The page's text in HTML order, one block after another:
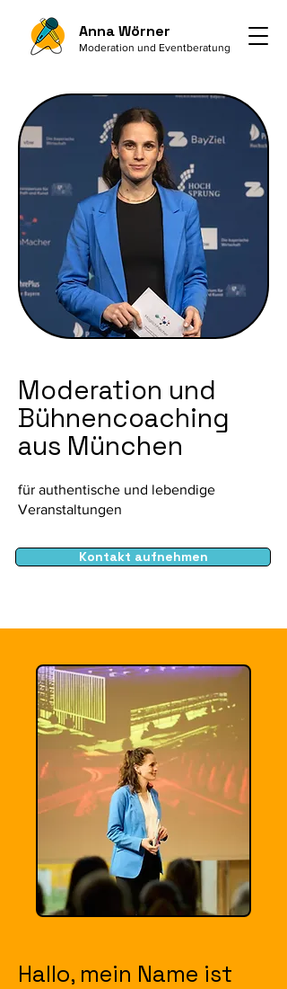
Moderation und Eventberatung
Anna Wörner
Moderation und
Bühnencoaching
aus München
für authentische und lebendige
Veranstaltungen
Kontakt aufnehmen
Hallo, mein Name ist